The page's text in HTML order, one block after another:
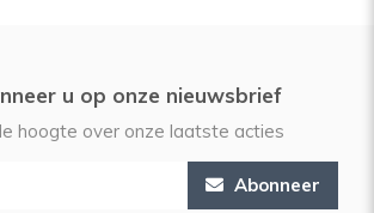
u op onze nieuwsbrief
hoogte over onze laatste acties
Abonneer